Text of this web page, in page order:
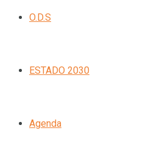
O.D.S
ESTADO 2030
Agenda